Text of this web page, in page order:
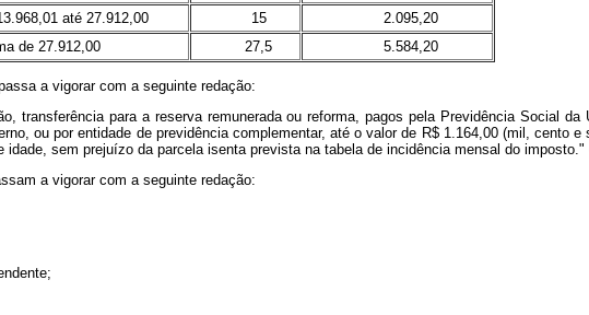
até 27.912,00
15
2.095,20
de 27.912,00
27,5 5.584,20
a vigorar com a seguinte redação:
transferência para a reserva remunerada ou reforma, pagos pela Previdência Social
ou por entidade de previdência complementar, até o valor de R$ 1.164,00 (mil, cento
sem prejuízo da parcela isenta prevista na tabela de incidência mensal do imposto."
a vigorar com a seguinte redação: